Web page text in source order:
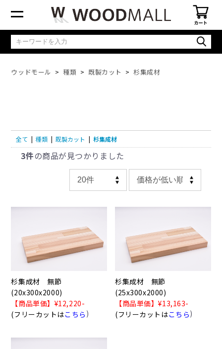
ウッドモール 種類 既製カット 杉集成材
全て | 種類 | 既製カット | 杉集成材
3件の商品が見つかりました
杉集成材 無節
(20x300x2000)
【商品単価】¥12,220-
(フリーカットはこちら )
杉集成材 無節
(25x300x2000)
【商品単価】¥13,163-
(フリーカットはこちら)